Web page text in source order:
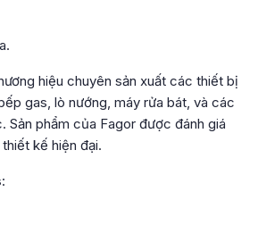
hiệu chuyên sản xuất các thiết bị
gas, lò nướng, máy rửa bát, và các
Sản phẩm của Fagor được đánh giá
kế hiện đại.
: